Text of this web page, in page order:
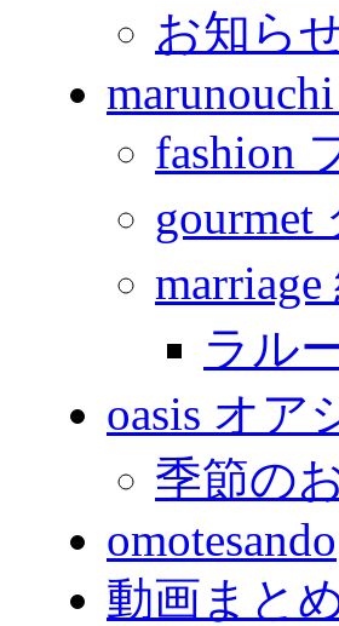
お知ら
fashion
gourmet
ラル
oasis オア
季節の
omotesando
動画まと